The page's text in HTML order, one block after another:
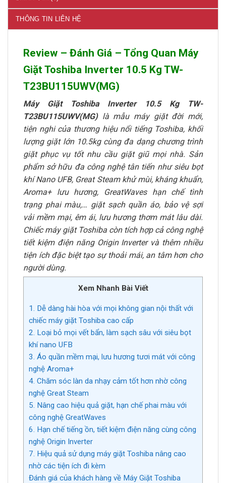
THÔNG TIN LIÊN HỆ
Review – Đánh Giá – Tổng Quan Máy
Giặt Toshiba Inverter 10.5 Kg TW-
T23BU115UWV(MG)
Máy Giặt Toshiba Inverter 10.5 Kg TW-
T23BU115UWV(MG)là mẫu máy giặt đời mới,
tiện nghi của thương hiệu nổi tiếng Toshiba, khối
lượng giặt lớn 10.5kg cùng đa dạng chương trình
giặt phục vụ tốt nhu cầu giặt giũ mọi nhà. Sản
phẩm sở hữu đa công nghệ tân tiến như siêu bọt
khí Nano UFB, Great Steam khử mùi, kháng khuẩn,
Aroma+ lưu hương, GreatWaves hạn chế tình
trạng phai màu,… giặt sạch quần áo, bảo vệ sợi
vải mềm mại, êm ái, lưu hương thơm mát lâu dài.
Chiếc máy giặt Toshiba còn tích hợp cả công nghệ
tiết kiệm điện năng Origin Inverter và thêm nhiều
tiện ích đặc biệt tạo sự thoải mái, an tâm hơn cho
người dùng.
Xem Nhanh Bài Viết
1. Dễ dàng hài hòa với mọi không gian nội thất với
chiếc máy giặt Toshiba cao cấp
2. Loại bỏ mọi vết bẩn, làm sạch sâu với siêu bọt
khí nano UFB
3. Áo quần mềm mại, lưu hương tươi mát với công
nghệ Aroma+
4. Chăm sóc làn da nhạy cảm tốt hơn nhờ công
nghệ Great Steam
5. Nâng cao hiệu quả giặt, hạn chế phai màu với
công nghệ GreatWaves
6. Hạn chế tiếng ồn, tiết kiệm điện năng cùng công
nghệ Origin Inverter
7. Hiệu quả sử dụng máy giặt Toshiba nâng cao
nhờ các tiện ích đi kèm
Đánh giá của khách hàng về Máy Giặt Toshiba